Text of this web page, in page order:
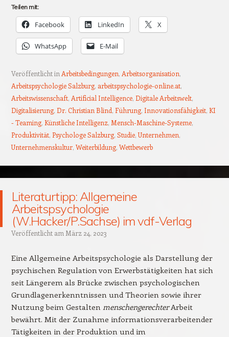
Teilen mit:
Facebook LinkedIn X
WhatsApp E-Mail
Veröffentlicht in Arbeitsbedingungen, Arbeitsorganisation,
Arbeitspsychologie Salzburg, arbeitspsychologie-online.at,
Arbeitswissenschaft, Artificial Intelligence, Digitale Arbeitswelt,
Digitalisierung, Dr. Christian Blind, Führung, Innovationsfähigkeit, KI
- Teaming, Künstliche Intelligenz, Mensch-Maschine-Systeme,
Produktivität, Psychologe Salzburg, Studie,Unternehmen,
Unternehmenskultur, Weiterbildung, Wettbewerb
Literaturtipp: Allgemeine
Arbeitspsychologie
(W.Hacker/P.Sachse) im vdf-Verlag
Veröffentlicht am März 24, 2023
Eine Allgemeine Arbeitspsychologie als Darstellung der
psychischen Regulation von Erwerbstätigkeiten hat sich
seit Längerem als Brücke zwischen psychologischen
Grundlagenerkenntnissen und Theorien sowie ihrer
Nutzung beim Gestalten menschengerechterArbeit
bewährt. Mit der Zunahme informationsverarbeitender
Tätigkeiten in der Produktion und im